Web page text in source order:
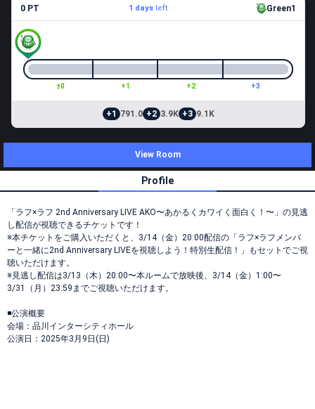
0 PT 1 daysleft Green1
±0 +1 +2 +3
+1 791.0 +2 3.9K +3 9.1K
View Room
Profile
「ラフ×ラフ 2nd Anniversary LIVE AKO〜あかるくカワイく面白く！〜」の見逃
し配信が視聴できるチケットです！
※本チケットをご購入いただくと、3/14（金）20:00配信の「ラフ×ラフメンバ
ーと一緒に2nd Anniversary LIVEを視聴しよう！特別生配信！」もセットでご視
聴いただけます。
※見逃し配信は3/13（木）20:00〜本ルームで放映後、3/14（金）1:00〜
3/31（月）23:59までご視聴いただけます。
◾️公演概要
会場：品川インターシティホール
公演日：2025年3月9日(日)